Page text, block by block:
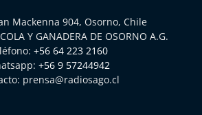
Mackenna 904, Osorno, Chile
Y GANADERA DE OSORNO A.G.
+56 64 223 2160
+56 9 57244942
prensa@radiosago.cl